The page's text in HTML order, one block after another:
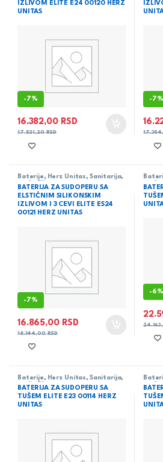
IZLIVOM ELITE E24 00120 HERZ
UNITAS
-7%
16.382,00 RSD
17.521,20RSD
-7%
Baterije , Herz Unitas , Sanitarija,
serija Elite
BATERIJA ZA SUDOPERU SA
ELSTIČNIM SILIKONSKIM
IZLIVOM I 3 CEVI ELITE ES24
00121 HERZ UNITAS
-7%
16.865,00 RSD
18.144,00RSD
serija
-6%
Baterije , Herz Unitas , Sanitarija,
serija Elite
BATERIJA ZA SUDOPERU SA
TUŠEM ELITE E23 00114 HERZ
UNITAS
serija